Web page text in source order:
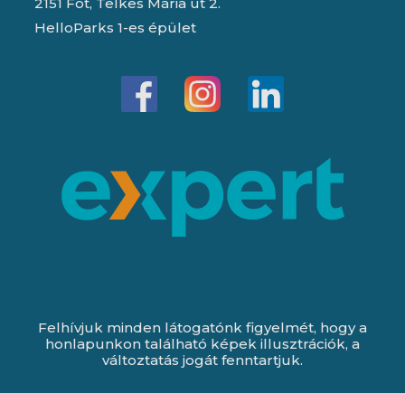
2151 Fót, Telkes Mária út 2.
HelloParks 1-es épület
Felhívjuk minden látogatónk figyelmét, hogy a
honlapunkon található képek illusztrációk, a
változtatás jogát fenntartjuk.